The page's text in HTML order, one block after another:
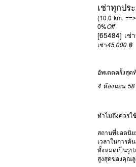
เช่าทุกปร
(10.0 km. ==>
0%Off
[65484] เช่
เช่า45,000 ฿
อัพเดตครั้งสุ
4 ห้องนอน
ทำไมถึงควรใ
สถานที่ยอดนิย
เวลาในการ
ทั้งหมดเป็นรูป
สูงสุดของคุณลู